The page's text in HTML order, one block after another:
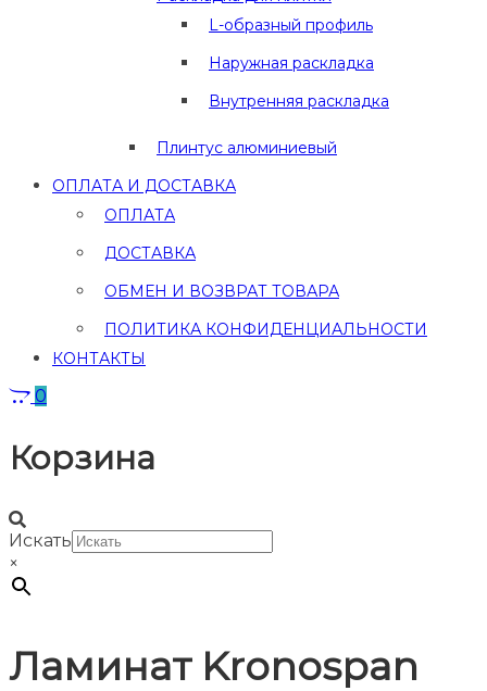
L-образный профиль
Наружная раскладка
Внутренняя раскладка
Плинтус алюминиевый
ОПЛАТА И ДОСТАВКА
ОПЛАТА
ДОСТАВКА
ОБМЕН И ВОЗВРАТ ТОВАРА
ПОЛИТИКА КОНФИДЕНЦИАЛЬНОСТИ
КОНТАКТЫ
0
Корзина
Искать
×
Ламинат Kronospan